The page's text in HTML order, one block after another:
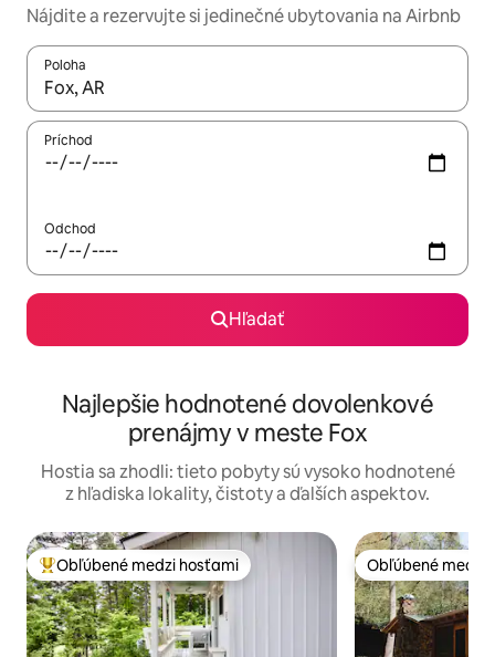
Nájdite a rezervujte si jedinečné ubytovania na Airbnb
Poloha
Keď budú výsledky k dispozícii, môžete si ich prechádzať
Príchod
Odchod
Hľadať
Najlepšie hodnotené dovolenkové
prenájmy v meste Fox
Hostia sa zhodli: tieto pobyty sú vysoko hodnotené
z hľadiska lokality, čistoty a ďalších aspektov.
Najobľúbenejšie medzi hosťami
Obľúbené medzi hosťami Obľúbené medzi
Obľúbené medzi